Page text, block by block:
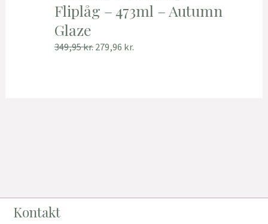
Fliplåg – 473ml – Autumn
Glaze
349,95kr.279,96 kr.
Kontakt